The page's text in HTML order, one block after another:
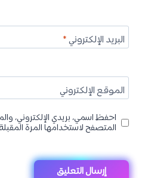
البريد الإلكتروني*
الموقع الإلكتروني
احفظ اسمي، بريدي الإلكتروني،
المتصفح لاستخدامها المرة